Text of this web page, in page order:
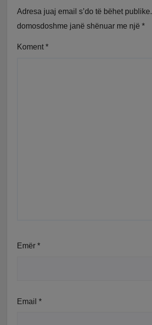
Adresa juaj email s’do të bëhet publike.
domosdoshme janë shënuar me një *
Koment *
Emër *
Email *